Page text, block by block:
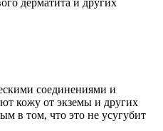
соединениями и
кожу от экземы и других
в том, что это не усугубит